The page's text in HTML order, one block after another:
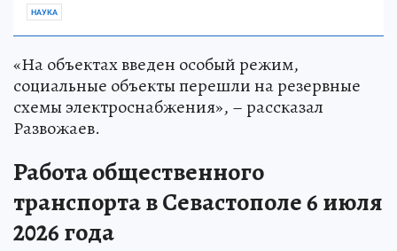
НАУКА
«На объектах введен особый режим,
социальные объекты перешли на резервные
схемы электроснабжения», – рассказал
Развожаев.
Работа общественного
транспорта в Севастополе 6 июля
2026 года